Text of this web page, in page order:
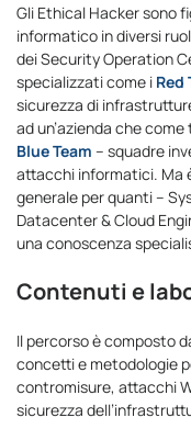
Gli Ethical Hacker sono
informatico in diversi
dei Security Operation
specializzati come i Red
sicurezza di
ad un’azienda che
Blue Team – squadre
attacchi informatici. Ma
generale per quanti –
Datacenter & Cloud
una conoscenza
Contenuti e
Il percorso è composto
concetti e metodologie
contromisure, attacchi
sicurezza